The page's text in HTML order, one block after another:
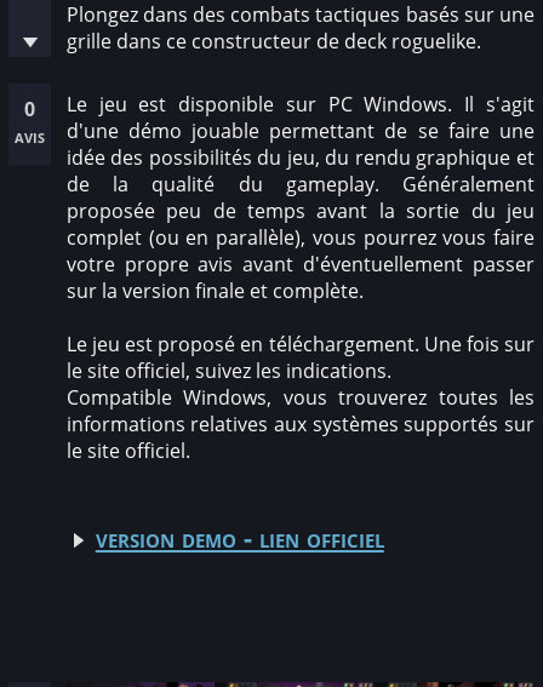
0
avis
Plongez dans des combats tactiques basés sur une
grille dans ce constructeur de deck roguelike.
Le jeu est disponible sur PC Windows. Il s'agit
d'une démo jouable permettant de se faire une
idée des possibilités du jeu, du rendu graphique et
de la qualité du gameplay. Généralement
proposée peu de temps avant la sortie du jeu
complet (ou en parallèle), vous pourrez vous faire
votre propre avis avant d'éventuellement passer
sur la version finale et complète.
Le jeu est proposé en téléchargement. Une fois sur
le site officiel, suivez les indications.
Compatible Windows, vous trouverez toutes les
informations relatives aux systèmes supportés sur
le site officiel.
version demo - lien officiel